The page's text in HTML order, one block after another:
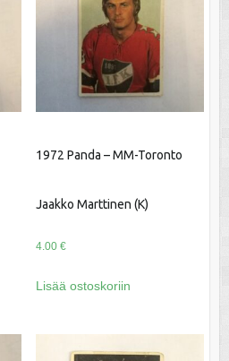
1972 Panda – MM-Toronto
Jaakko Marttinen (K)
4.00 €
Lisää ostoskoriin